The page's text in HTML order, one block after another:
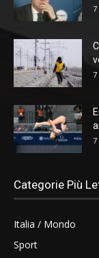
7
7
7
Categorie Più
Italia / Mondo
Sport